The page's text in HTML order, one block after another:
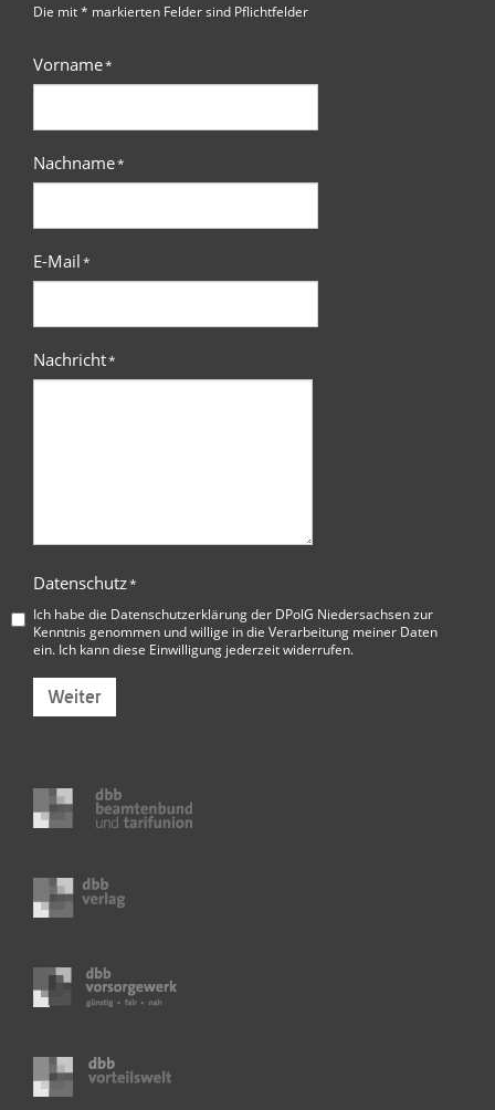
Die mit * markierten Felder sind Pflichtfelder
Vorname*
Nachname*
E-Mail*
Nachricht*
Datenschutz*
Ich habe die Datenschutzerklärung der DPolG Niedersachsenzur
Kenntnis genommen und willige in die Verarbeitung meiner Daten
ein. Ich kann diese Einwilligung jederzeit widerrufen.
Weiter